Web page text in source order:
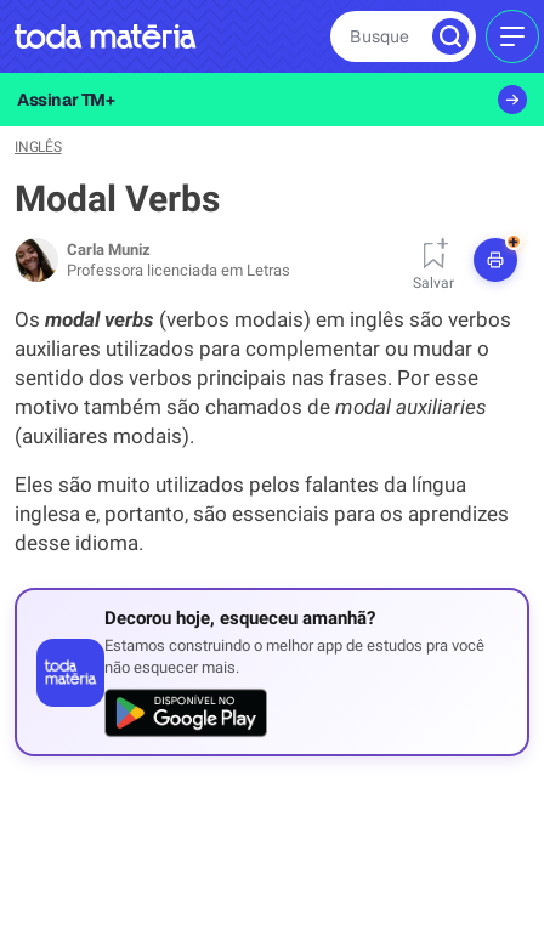
Busque
Assinar TM+
INGLÊS
Modal Verbs
Carla Muniz
Professora licenciada em Letras
Salvar
+
Os modal verbs (verbos modais) em inglês são verbos
auxiliares utilizados para complementar ou mudar o
sentido dos verbos principais nas frases. Por esse
motivo também são chamados de modal auxiliaries
(auxiliares modais).
Eles são muito utilizados pelos falantes da língua
inglesa e, portanto, são essenciais para os aprendizes
desse idioma.
Decorou hoje, esqueceu amanhã?
Estamos construindo o melhor app de estudos pra você
não esquecer mais.